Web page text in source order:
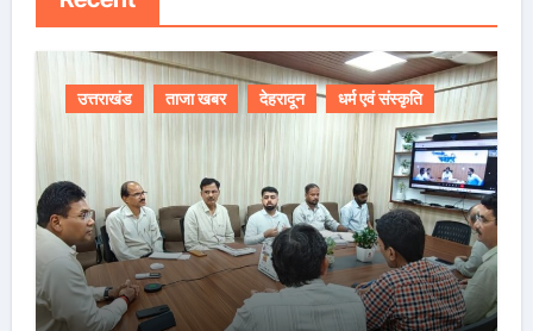
उत्तराखंड ताजा खबर देहरादून धर्म एवं संस्कृति